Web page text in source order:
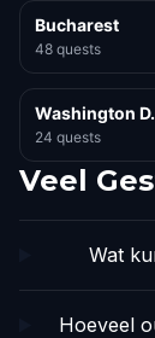
Bucharest
48 quests
Washington
24 quests
Veel
Wat
Hoeveel